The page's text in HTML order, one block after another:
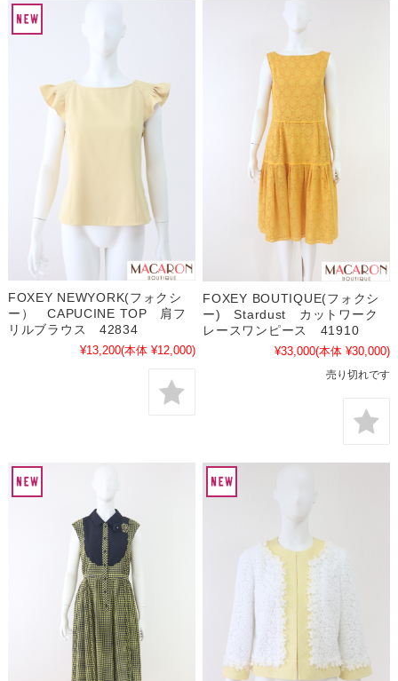
FOXEY NEWYORK(フォクシ
ー） CAPUCINE TOP 肩フ
リルブラウス 42834
¥13,200(本体 ¥12,000)
FOXEY BOUTIQUE(フォクシ
ー) Stardust カットワーク
レースワンピース 41910
¥33,000(本体 ¥30,000)
売り切れです